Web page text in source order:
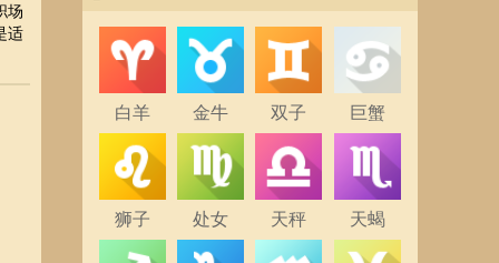
场
适
白羊 金牛 双子 巨蟹
狮子 处女 天秤 天蝎